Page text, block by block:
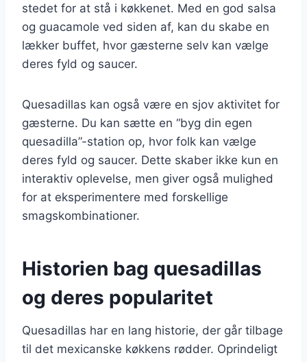
stedet for at stå i køkkenet. Med en god salsa
og guacamole ved siden af, kan du skabe en
lækker buffet, hvor gæsterne selv kan vælge
deres fyld og saucer.
Quesadillas kan også være en sjov aktivitet for
gæsterne. Du kan sætte en “byg din egen
quesadilla”-station op, hvor folk kan vælge
deres fyld og saucer. Dette skaber ikke kun en
interaktiv oplevelse, men giver også mulighed
for at eksperimentere med forskellige
smagskombinationer.
Historien bag quesadillas
og deres popularitet
Quesadillas har en lang historie, der går tilbage
til det mexicanske køkkens rødder. Oprindeligt